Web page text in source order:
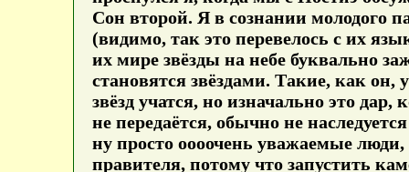
Сон второй. Я в сознании молодого
(видимо, так это перевелось с их
их мире звёзды на небе буквально
становятся звёздами. Такие, как он,
звёзд учатся, но изначально это
не передаётся, обычно не
ну просто оооочень уважаемые
правителя, потому что запустить